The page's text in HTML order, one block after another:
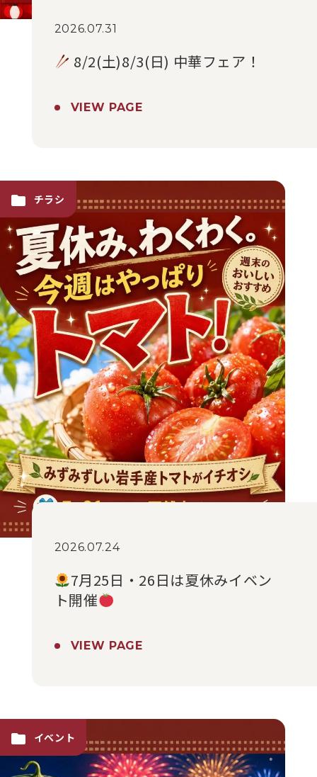
2026.07.31
8/2(土)8/3(日) 中華フェア！
VIEW PAGE
チラシ
2026.07.24
7月25日・26日は夏休みイベン
ト開催
VIEW PAGE
イベント